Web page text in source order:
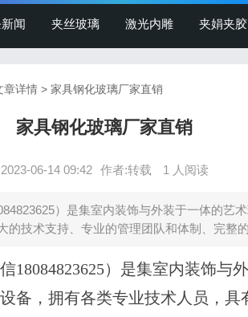
闻 夹丝玻璃 激光内雕 夹娟夹胶
章详情 > 家具钢化玻璃厂家直销
家具钢化玻璃厂家直销
2023-06-14 09:42 作者:转载 1 人阅读
）是集室内装饰与外装于一体的艺
的技术支持、专业的管理团队和体制、完整
18084823625）是集室内装饰与
备，拥有各类专业技术人员，具